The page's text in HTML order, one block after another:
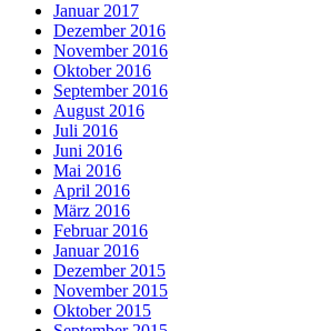
Januar 2017
Dezember 2016
November 2016
Oktober 2016
September 2016
August 2016
Juli 2016
Juni 2016
Mai 2016
April 2016
März 2016
Februar 2016
Januar 2016
Dezember 2015
November 2015
Oktober 2015